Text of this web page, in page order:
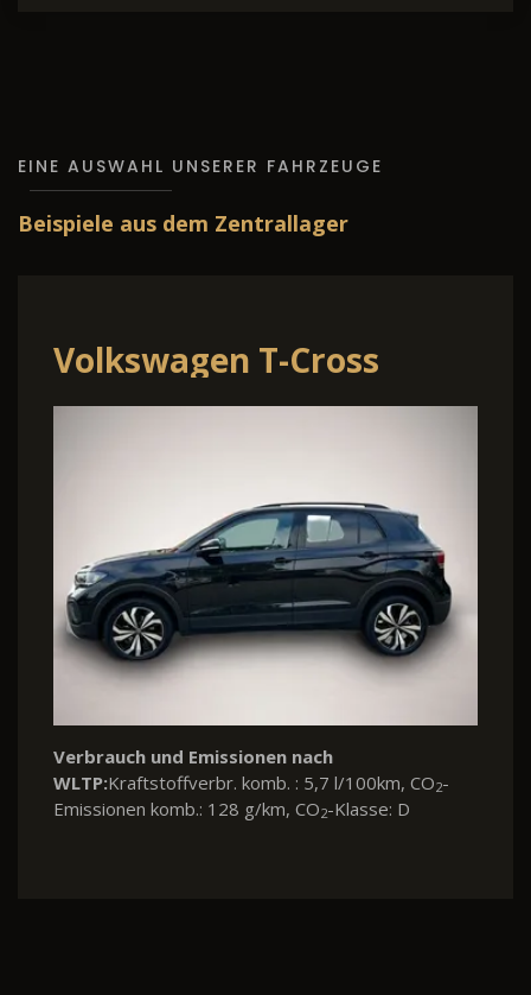
EINE AUSWAHL UNSERER FAHRZEUGE
Beispiele aus dem Zentrallager
T-Cross
nach
komb. : 5,7 l/100km, CO2 -
128 g/km, CO2-Klasse: D
Skoda
WLTP:
Emissionen komb.: